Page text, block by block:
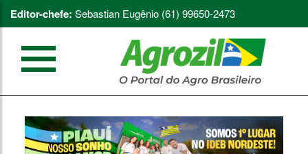
Editor-chefe: Sebastian Eugênio (61) 99650-2473